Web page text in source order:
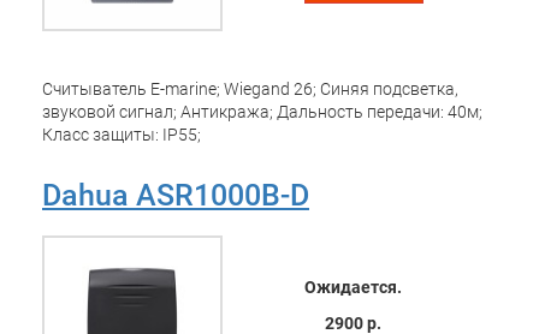
Считыватель E-marine; Wiegand 26; Синяя подсветка,
звуковой сигнал; Антикража; Дальность передачи: 40м;
Класс защиты: IP55;
Dahua ASR1000B-D
Ожидается.
2900 р.